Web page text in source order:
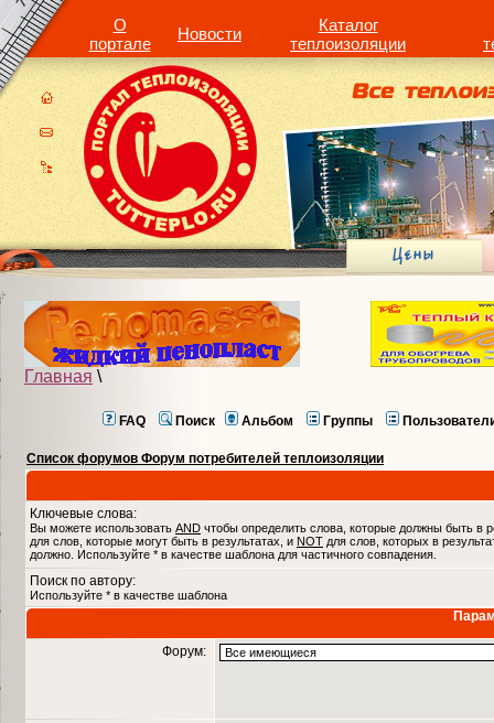
О
портале
Новости
Каталог
теплоизоляции
Главная \
FAQ Поиск Альбом Группы
Список форумов Форум потребителей теплоизоляции
Ключевые слова:
Вы можете использовать AND чтобы определить слова, которые должны быть в
для слов, которые могут быть в результатах, и NOT для слов, которых в
должно. Используйте * в качестве шаблона для частичного совпадения.
Поиск по автору:
Используйте * в качестве шаблона
Форум: